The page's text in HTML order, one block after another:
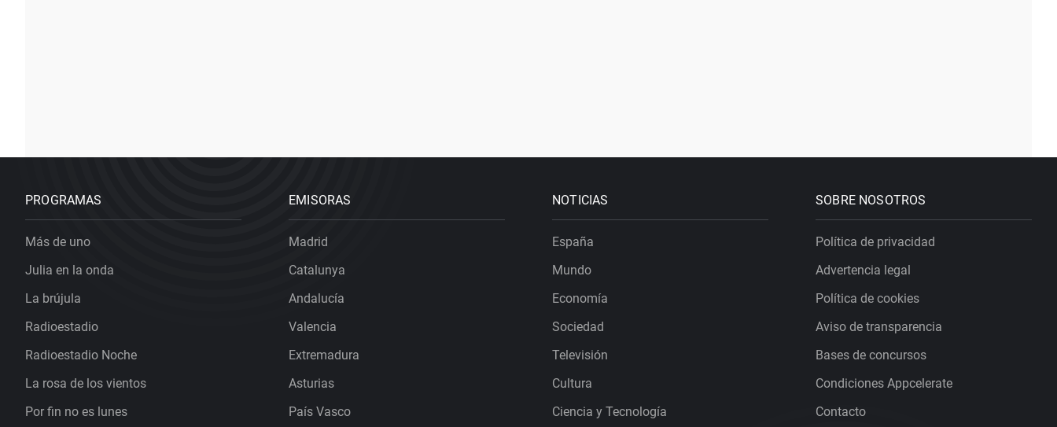
PROGRAMAS
Más de uno
Julia en la onda
La brújula
Radioestadio
Radioestadio Noche
La rosa de los vientos
Por fin no es lunes
EMISORAS
Madrid
Catalunya
Andalucía
Valencia
Extremadura
Asturias
País Vasco
NOTICIAS
España
Mundo
Economía
Sociedad
Televisión
Cultura
Ciencia y Tecnología
SOBRE NOSOTROS
Política de privacidad
Advertencia legal
Política de cookies
Aviso de transparencia
Bases de concursos
Condiciones Appcelerate
Contacto